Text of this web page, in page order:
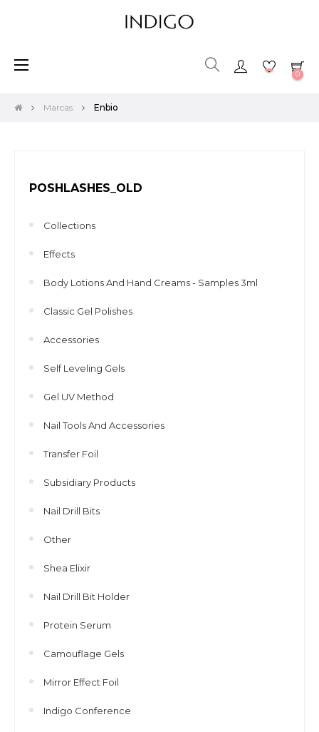
Toggle
☰
0
Marcas Enbio
POSHLASHES_OLD
Collections
Effects
Body Lotions And Hand Creams - Samples 3ml
Classic Gel Polishes
Accessories
Self Leveling Gels
Gel UV Method
Nail Tools And Accessories
Transfer Foil
Subsidiary Products
Nail Drill Bits
Other
Shea Elixir
Nail Drill Bit Holder
Protein Serum
Camouflage Gels
Mirror Effect Foil
Indigo Conference